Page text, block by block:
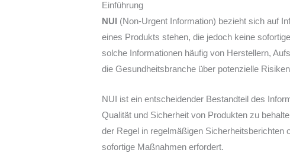
Einführung
NUI (Non-Urgent Information) bezieht sich auf
eines Produkts stehen, die jedoch keine
solche Informationen häufig von Herstellern,
die Gesundheitsbranche über potenzielle
NUI ist ein entscheidender Bestandteil des
Qualität und Sicherheit von Produkten zu
der Regel in regelmäßigen Sicherheitsberichten
sofortige Maßnahmen erfordert.